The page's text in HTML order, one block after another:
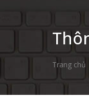
Trang chủ